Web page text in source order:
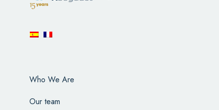
Who We Are
Our team